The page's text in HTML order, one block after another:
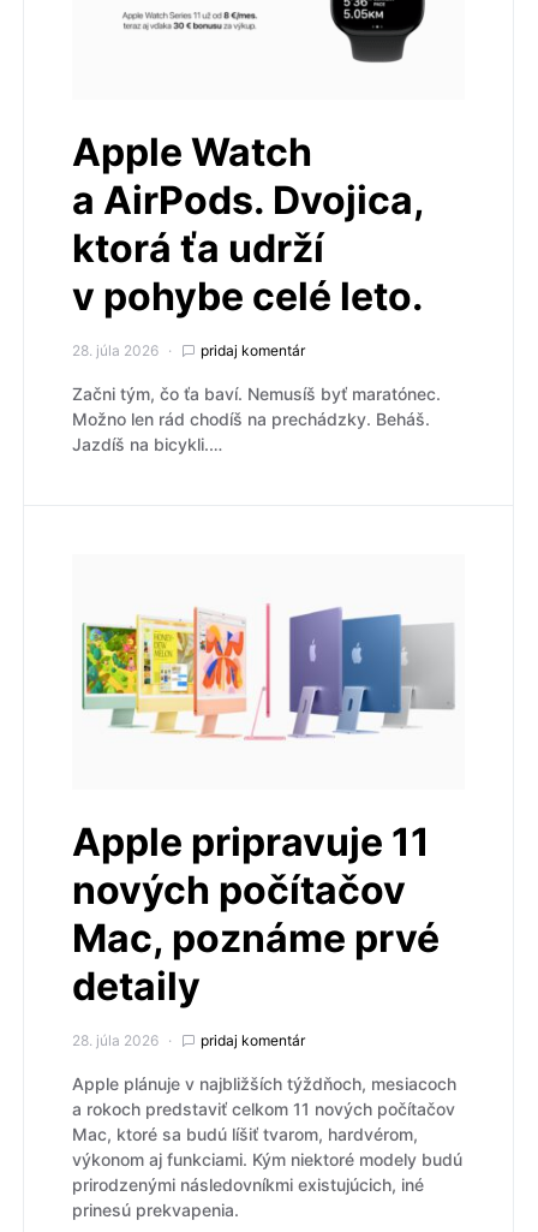
Apple Watch
a AirPods. Dvojica,
ktorá ťa udrží
v pohybe celé leto.
28. júla 2026 pridaj komentár
Začni tým, čo ťa baví. Nemusíš byť maratónec.
Možno len rád chodíš na prechádzky. Beháš.
Jazdíš na bicykli.…
Apple pripravuje 11
nových počítačov
Mac, poznáme prvé
detaily
28. júla 2026 pridaj komentár
Apple plánuje v najbližších týždňoch, mesiacoch
a rokoch predstaviť celkom 11 nových počítačov
Mac, ktoré sa budú líšiť tvarom, hardvérom,
výkonom aj funkciami. Kým niektoré modely budú
prirodzenými následovníkmi existujúcich, iné
prinesú prekvapenia.